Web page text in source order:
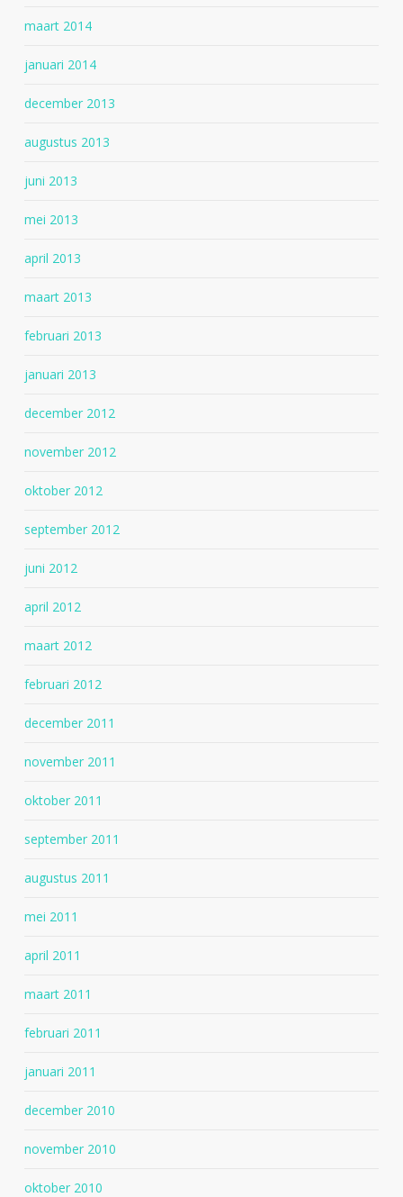
maart 2014
januari 2014
december 2013
augustus 2013
juni 2013
mei 2013
april 2013
maart 2013
februari 2013
januari 2013
december 2012
november 2012
oktober 2012
september 2012
juni 2012
april 2012
maart 2012
februari 2012
december 2011
november 2011
oktober 2011
september 2011
augustus 2011
mei 2011
april 2011
maart 2011
februari 2011
januari 2011
december 2010
november 2010
oktober 2010